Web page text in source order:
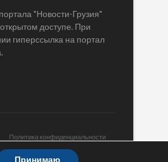
"Новости-Грузия"
доступе. При
гиперссылка на портал
Политика конфиденциальности